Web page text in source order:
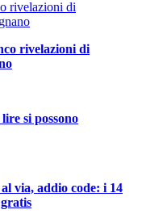
rivelazioni di
si possono
via, addio code: i 14